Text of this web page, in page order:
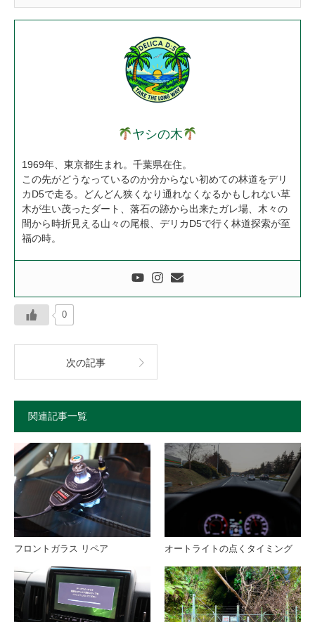
ヤシの木
1969年、東京都生まれ。千葉県在住。
この先がどうなっているのか分からない初めての林道をデリ
カD5で走る。どんどん狭くなり通れなくなるかもしれない草
木が生い茂ったダート、落石の跡から出来たガレ場、木々の
間から時折見える山々の尾根、デリカD5で行く林道探索が至
福の時。
0
次の記事
関連記事一覧
フロントガラス リペア オートライトの点くタイミング